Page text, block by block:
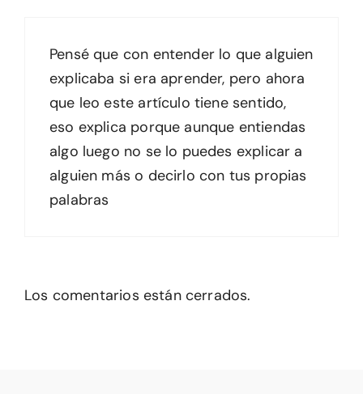
Pensé que con entender lo que alguien
explicaba si era aprender, pero ahora
que leo este artículo tiene sentido,
eso explica porque aunque entiendas
algo luego no se lo puedes explicar a
alguien más o decirlo con tus propias
palabras
Los comentarios están cerrados.